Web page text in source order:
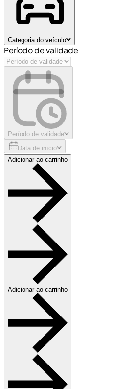
Categoria do veículo
Período de validade
Período de validade
Data de início
Adicionar ao carrinho
Adicionar ao carrinho